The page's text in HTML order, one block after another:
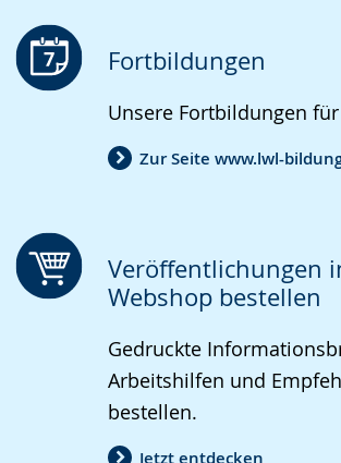
wechseln.
Deutscher
Gebärdensprache
wird
Fortbildungen
Unsere Fortbildungen
Zur Seite www.lwl-
Veröffentlichungen
Webshop bestellen
Gedruckte
Arbeitshilfen und
bestellen.
Jetzt entdecken